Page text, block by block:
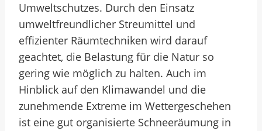
Umweltschutzes. Durch den Einsatz
umweltfreundlicher Streumittel und
effizienter Räumtechniken wird darauf
geachtet, die Belastung für die Natur so
gering wie möglich zu halten. Auch im
Hinblick auf den Klimawandel und die
zunehmende Extreme im Wettergeschehen
ist eine gut organisierte Schneeräumung in